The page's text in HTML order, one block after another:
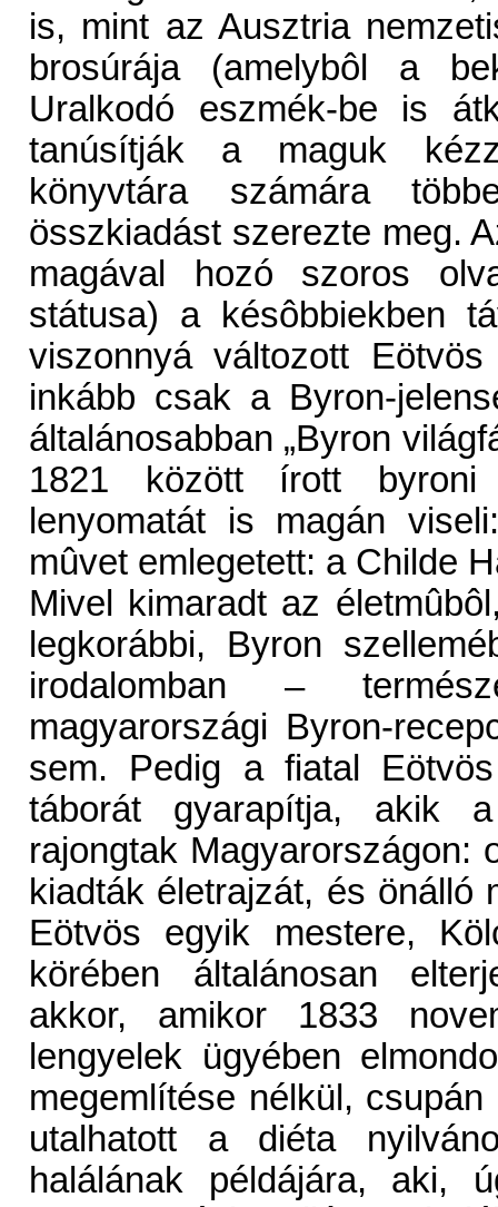
is, mint az Ausztria
brosúrája (amelybôl a
Uralkodó eszmék-be is
tanúsítják a maguk
könyvtára számára
összkiadást szerezte meg.
magával hozó szoros
státusa) a késôbbiekben
viszonnyá változott
inkább csak a Byron-
általánosabban „Byron
1821 között írott byroni
lenyomatát is magán
mûvet emlegetett: a Childe
Mivel kimaradt az
legkorábbi, Byron
irodalomban –
magyarországi Byron-
sem. Pedig a fiatal
táborát gyarapítja, akik
rajongtak Magyarországon:
kiadták életrajzát, és önálló
Eötvös egyik mestere,
körében általánosan
akkor, amikor 1833
lengyelek ügyében
megemlítése nélkül,
utalhatott a diéta
halálának példájára, aki,